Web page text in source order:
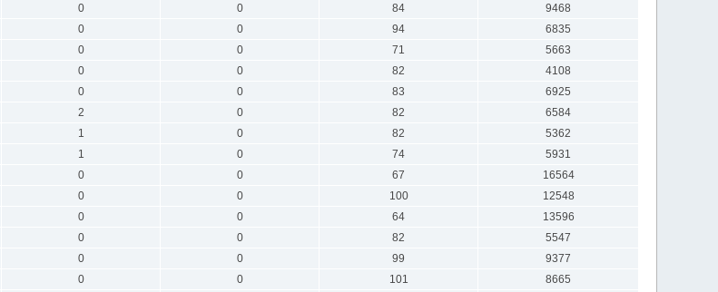
0 0 84
9468
0 0 94
6835
0 0 71
5663
0 0 82
4108
0 0 83
6925
2 0 82
6584
1 0 82
5362
1 0 74
5931
0 0 67
16564
0 0 100
12548
0 0 64
13596
0 0 82
5547
0 0 99
9377
0 0 101
8665